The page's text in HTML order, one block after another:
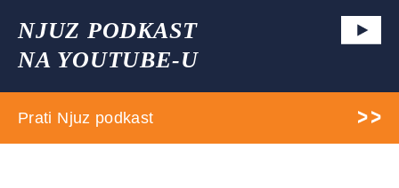
NJUZ PODKAST
NA YOUTUBE-U
Prati Njuz podkast